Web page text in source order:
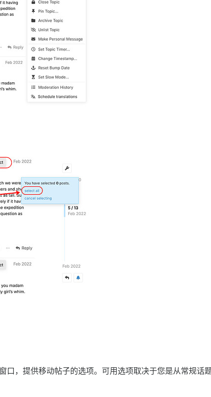
口，提供移动帖子的选项。可用选项取决于您是从常规话